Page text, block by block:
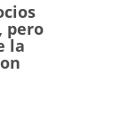
pero
la